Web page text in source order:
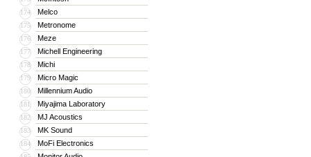
174 Melco
175 Metronome
176 Meze
177 Michell Engineering
178 Michi
179 Micro Magic
180 Millennium Audio
181 Miyajima Laboratory
182 MJ Acoustics
183 MK Sound
184 MoFi Electronics